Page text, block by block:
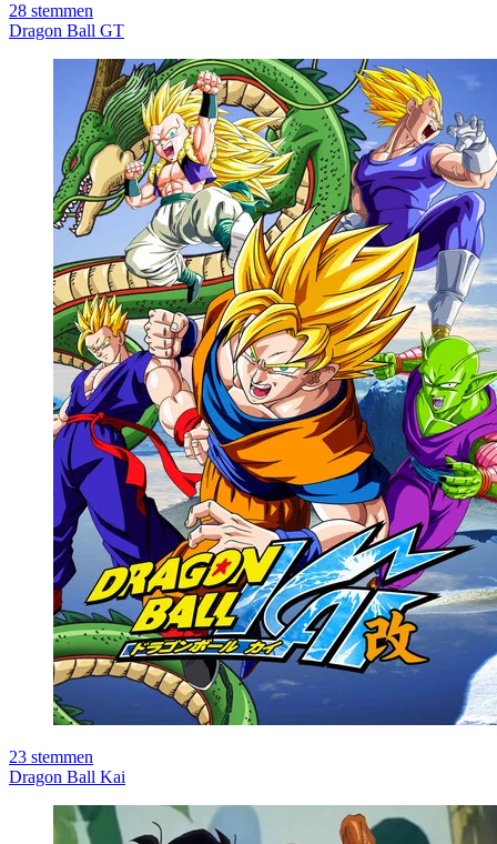
28 stemmen
Dragon Ball GT
23 stemmen
Dragon Ball Kai